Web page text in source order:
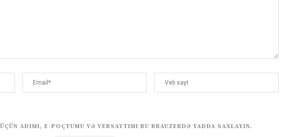
ADIMI, E-POÇTUMU VƏ VEBSAYTIMI BU BRAUZERDƏ YADDA SAXLAYIN.